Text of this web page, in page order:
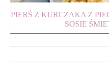
PIERŚ Z KURCZAKA Z
SOSIE